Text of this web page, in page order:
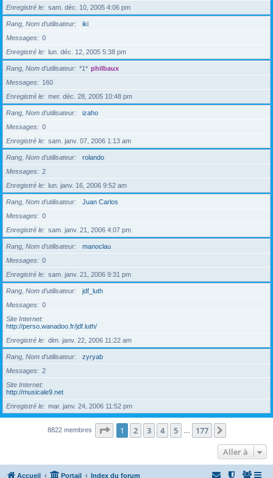
Enregistré le
sam. déc. 10, 2005 4:06 pm
Rang, Nom d’utilisateur
iki
Messages
0
Enregistré le
lun. déc. 12, 2005 5:38 pm
Rang, Nom d’utilisateur *1* philbaux
Messages
160
Enregistré le
mer. déc. 28, 2005 10:48 pm
Rang, Nom d’utilisateur
izaho
Messages
0
Enregistré le
sam. janv. 07, 2006 1:13 am
Rang, Nom d’utilisateur
rolando
Messages
2
Enregistré le
lun. janv. 16, 2006 9:52 am
Rang, Nom d’utilisateur
Juan Carlos
Messages
0
Enregistré le
sam. janv. 21, 2006 4:07 pm
Rang, Nom d’utilisateur
manoclau
Messages
0
Enregistré le
sam. janv. 21, 2006 9:31 pm
Rang, Nom d’utilisateur
jdf_luth
Messages
0
Site Internet
http://perso.wanadoo.fr/jdf.luth/
Enregistré le
dim. janv. 22, 2006 11:22 am
Rang, Nom d’utilisateur
zyryab
Messages
2
Site Internet
http://musicale9.net
Enregistré le
mar. janv. 24, 2006 11:52 pm
8822 membres Page 1sur177
1 2 3 4 5 177
Aller à
Accueil Portail Index du forum